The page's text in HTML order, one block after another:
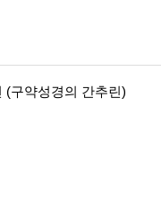
(구약성경의 간추린)